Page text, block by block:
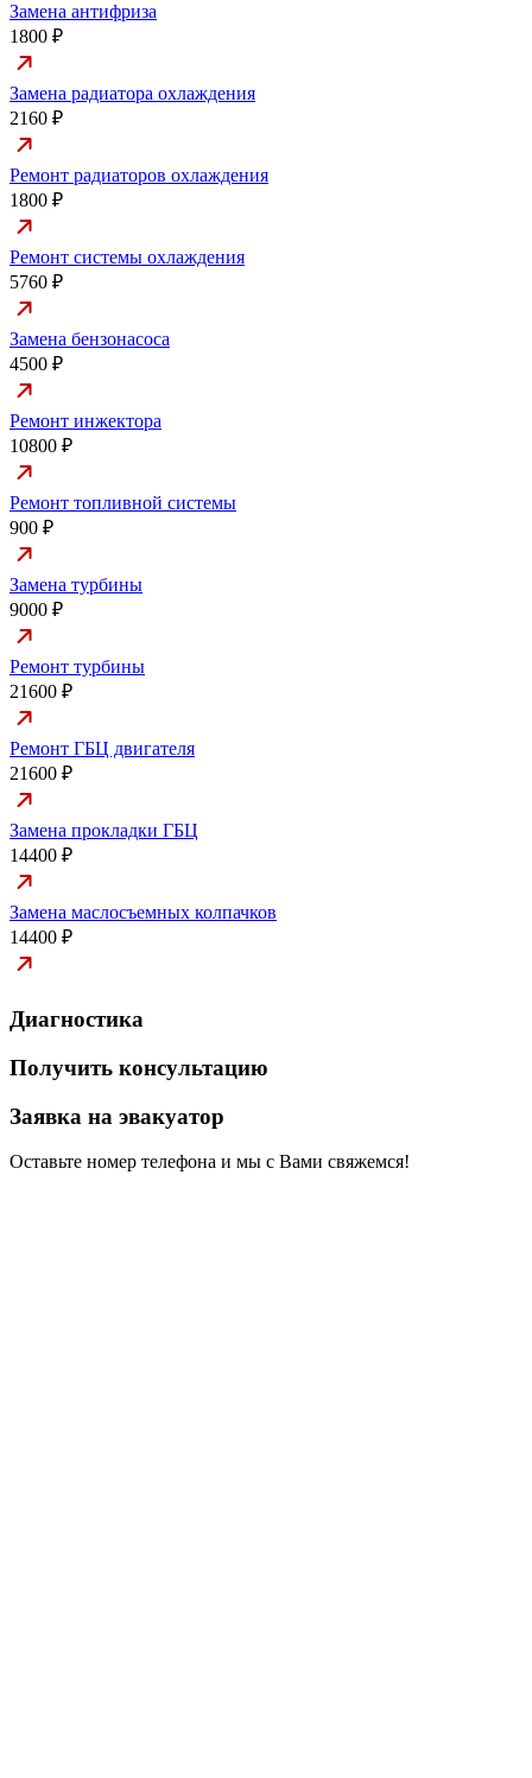
Замена антифриза
1800 ₽
Замена радиатора охлаждения
2160 ₽
Ремонт радиаторов охлаждения
1800 ₽
Ремонт системы охлаждения
5760 ₽
Замена бензонасоса
4500 ₽
Ремонт инжектора
10800 ₽
Ремонт топливной системы
900 ₽
Замена турбины
9000 ₽
Ремонт турбины
21600 ₽
Ремонт ГБЦ двигателя
21600 ₽
Замена прокладки ГБЦ
14400 ₽
Замена маслосъемных колпачков
14400 ₽
Диагностика
Получить консультацию
Заявка на эвакуатор
Оставьте номер телефона и мы с Вами свяжемся!